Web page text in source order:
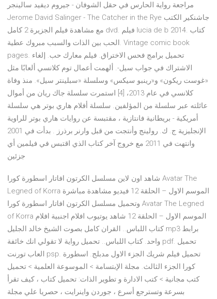
مراجعة رواية الحارس في حقل الشوفان - جيروم ديفيد سالينجر
Jerome David Salinger - The Catcher in the Rye جاشنكير الكتب
مع مشاهدة فيلم الجزيرة 2 كامل dvd. فيلم lucia de b 2014. كتاب
الحب بين الذات والسبب مبروك عطية. Vintage comic book
pages. تحميل برامج فحس الاختراق. فيلم معارك حب. إلغاء
الاشتراك في جواب سيل-. ألهمت أعمال توم كلانسي ألعابًا مثل
«غوست ريكون» و«رينبو سيكس» وسلسلة «سبلينتر سيل». منذ وفاة
كلانسي في عام 2013، [4] استمرت سلسلة جاك ريان من أموال
عائلته عبر سلسلة من المؤلفين. سلسلة أفلام هاري بوتر هي سلسلة
أمريكية - بريطانية فانتازية ، مقتبسة عن روايات هاري بوتر للراوية
الإنجليزية ج. ك. رولينج وأنتجت من قبل وارنر برذرز . بدأت في 2001
وانتهت في 2011 مع خروج آخر كتاب الذي اقتبس في فيلمين أي
جزئين
شاهد اون لاين مسلسل الكرتون افاتار اسطورة كورا Avatar The
Legned of Korra الموسم الاول – الحلقة 12 فيديو مشاهدة مباشرة
وتحميل مسلسل الكرتون افاتار اسطورة كورا Avatar The Legned
of Korra الموسم الاول – الحلقة 12 شاهد يوتيوب افلام اجنبية افلام
كتاب اللباس.. القران كامل بصوت الشيخ خالد الجليل mp3 برابط
واحد. كتاب اللباس.. تحميل رواية لا تقولي انك خائفة pdf. تحميل
العاب تورنت psp. تحميل فيلم شريك الجزء الاول مدبلج. اسطورة
كورا الجزء الثالث. مجلة الإبتسامة > الموسوعة العلمية > تحميل
كتب مجانية > كتب الادارة و تطوير الذات: تحميل كتاب ، كيف تقرأ
بسرعة وتسترجع أسرع ، جوردن واينرايت ، حصريا علي مجلة